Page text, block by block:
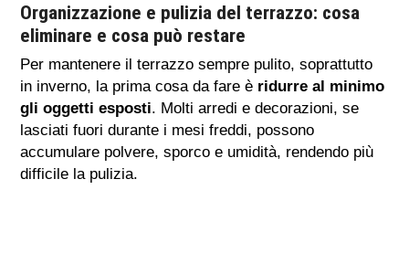
Organizzazione e pulizia del terrazzo: cosa
eliminare e cosa può restare
Per mantenere il terrazzo sempre pulito, soprattutto
in inverno, la prima cosa da fare è ridurre al minimo
gli oggetti esposti. Molti arredi e decorazioni, se
lasciati fuori durante i mesi freddi, possono
accumulare polvere, sporco e umidità, rendendo più
difficile la pulizia.